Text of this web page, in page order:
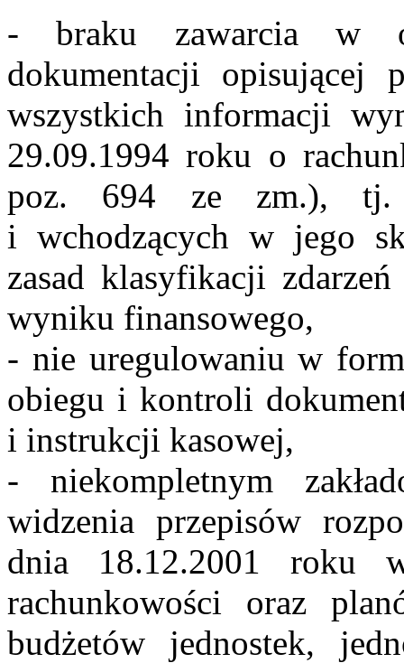
- braku zawarcia w
dokumentacji opisującej
wszystkich informacji
29.09.1994 roku o
poz. 694 ze zm.), tj.
i wchodzących w jego
zasad klasyfikacji
wyniku finansowego,
- nie uregulowaniu w
obiegu i kontroli
i instrukcji kasowej,
- niekompletnym
widzenia przepisów
dnia 18.12.2001 roku
rachunkowości oraz
budżetów jednostek,